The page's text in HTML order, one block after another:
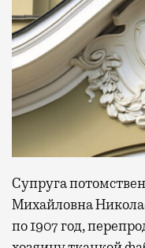
Супруга
Михайловна
по 1907 год,